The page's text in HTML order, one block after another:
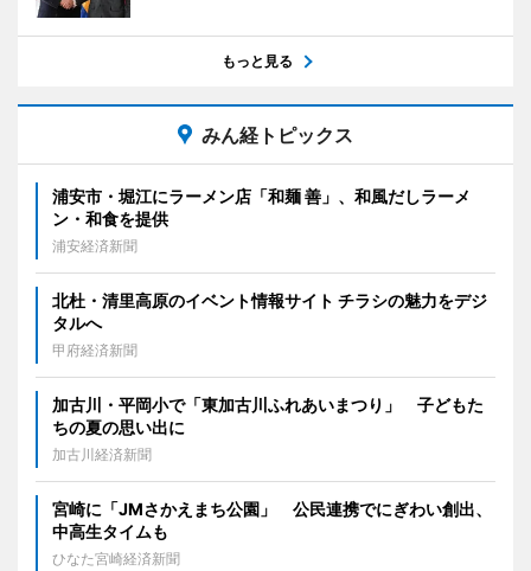
もっと見る
みん経トピックス
浦安市・堀江にラーメン店「和麺 善」、和風だしラーメ
ン・和食を提供
浦安経済新聞
北杜・清里高原のイベント情報サイト チラシの魅力をデジ
タルへ
甲府経済新聞
加古川・平岡小で「東加古川ふれあいまつり」 子どもた
ちの夏の思い出に
加古川経済新聞
宮崎に「JMさかえまち公園」 公民連携でにぎわい創出、
中高生タイムも
ひなた宮崎経済新聞